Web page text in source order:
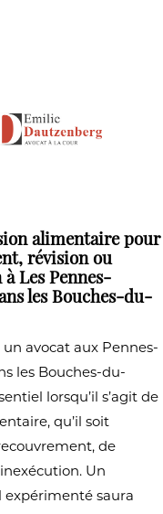
alimentaire pour
révision ou
Les Pennes-
les Bouches-du-
un avocat aux Pennes-
les Bouches-du-
lorsqu’il s’agit de
qu’il soit
de
Un
expérimenté saura